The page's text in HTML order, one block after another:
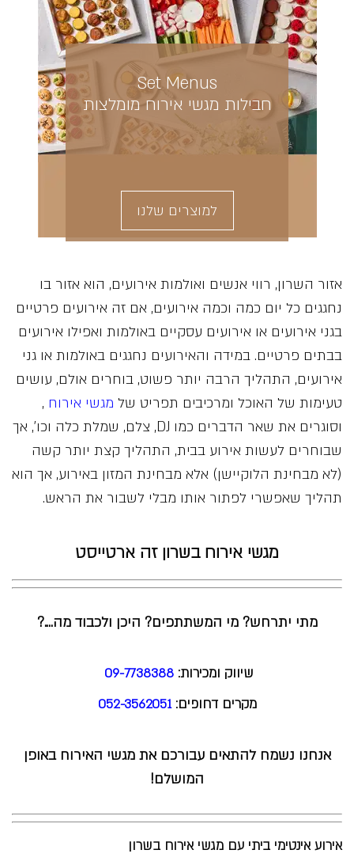
Set Menus
חבילות מגשי אירוח מומלצות
למוצרים שלנו
אזור השרון, רווי אנשים ואולמות אירועים, הוא אזור בו
נחגגים כל יום כמה וכמה אירועים, אם זה אירועים פרטיים
בגני אירועים או אירועים עסקיים באולמות ואפילו אירועים
בבתים פרטיים. במידה והאירועים נחגגים באולמות או גני
אירועים, התהליך הרבה יותר פשוט, בוחרים אולם, עושים
טעימות של האוכל ומרכיבים תפריט של מגשי אירוח ,
וסוגרים את שאר הדברים כמו DJ, צלם, שמלת כלה וכו’, אך
שבוחרים לעשות אירוע בבית, התהליך קצת יותר קשה
(לא מבחינת הלוקיישן) אלא מבחינת המזון באירוע, אך הוא
תהליך שאפשרי לפתור אותו מבלי לשבור את הראש.
מגשי אירוח בשרון זה ארטייסט
מתי יתרחש? מי המשתתפים? היכן ולכבוד מה….?
שיווק ומכירות: 09-7738388
מקרים דחופים:052-3562051
אנחנו נשמח להתאים עבורכם את מגשי האירוח באופן
המושלם!
אירוע אינטימי ביתי עם מגשי אירוח בשרון